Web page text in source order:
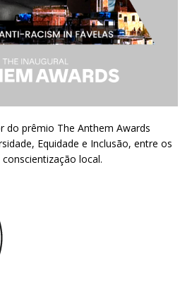
do prêmio The Anthem Awards
Equidade e Inclusão, entre os
local.